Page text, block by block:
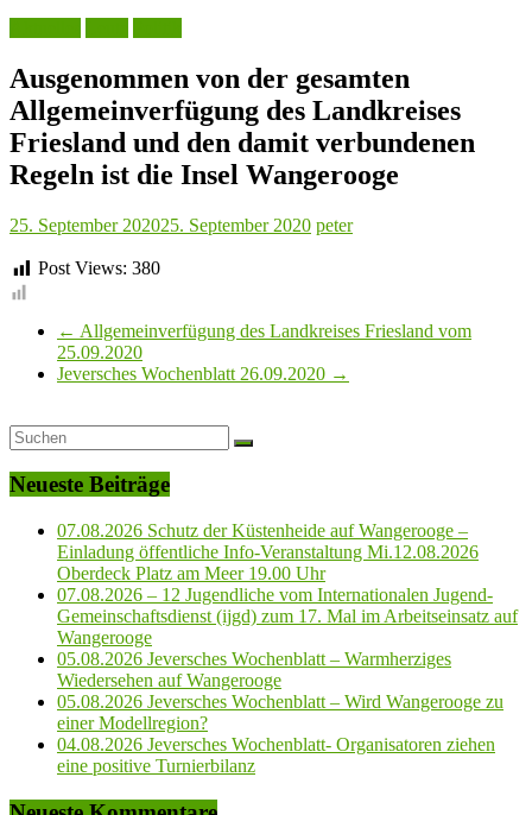
Ausgenommen von der gesamten
Allgemeinverfügung des Landkreises
Friesland und den damit verbundenen
Regeln ist die Insel Wangerooge
25. September 202025. September 2020 peter
Post Views: 380
← Allgemeinverfügung des Landkreises Friesland vom
25.09.2020
Jeversches Wochenblatt 26.09.2020 →
Neueste Beiträge
07.08.2026 Schutz der Küstenheide auf Wangerooge –
Einladung öffentliche Info-Veranstaltung Mi.12.08.2026
Oberdeck Platz am Meer 19.00 Uhr
07.08.2026 – 12 Jugendliche vom Internationalen Jugend-
Gemeinschaftsdienst (ijgd) zum 17. Mal im Arbeitseinsatz auf
Wangerooge
05.08.2026 Jeversches Wochenblatt – Warmherziges
Wiedersehen auf Wangerooge
05.08.2026 Jeversches Wochenblatt – Wird Wangerooge zu
einer Modellregion?
04.08.2026 Jeversches Wochenblatt- Organisatoren ziehen
eine positive Turnierbilanz